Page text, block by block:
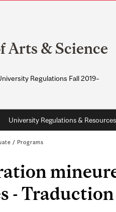
Arts & Science
Regulations Fall 2019–
University Regulations & Resources
/ Programs
-